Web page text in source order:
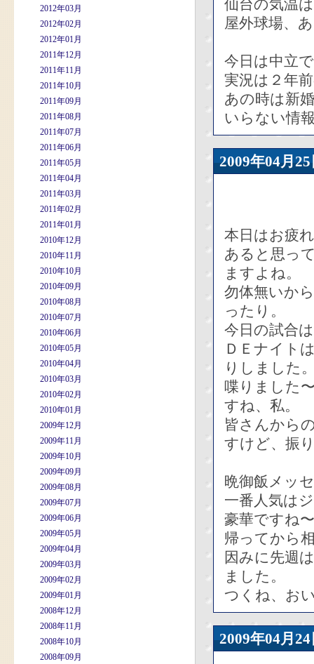
2012年03月
2012年02月
2012年01月
2011年12月
2011年11月
2011年10月
2011年09月
2011年08月
2011年07月
2011年06月
2011年05月
2011年04月
2011年03月
2011年02月
2011年01月
2010年12月
2010年11月
2010年10月
2010年09月
2010年08月
2010年07月
2010年06月
2010年05月
2010年04月
2010年03月
2010年02月
2010年01月
2009年12月
2009年11月
2009年10月
2009年09月
2009年08月
2009年07月
2009年06月
2009年05月
2009年04月
2009年03月
2009年02月
2009年01月
2008年12月
2008年11月
2008年10月
2008年09月
仙台の気温
屋外球場、
今日は中立
実況は２年
あの時は新
いらない情
2009年04
本日はお疲
あると思っ
ますよね。
勿体無いか
ったり。
今日の試合
ＤＥナイト
りしました
喋りました
すね、私。
皆さんから
すけど、振
晩御飯メッ
一番人気は
豪華ですね
帰ってから
因みに先週
ました。
つくね、お
2009年04